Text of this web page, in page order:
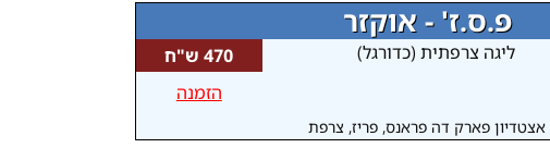
פ.ס.ז' - אוקזר
ליגה צרפתית (כדורגל)
470 ש"ח
הזמנה
אצטדיון פארק דה פראנס, פריז, צרפת